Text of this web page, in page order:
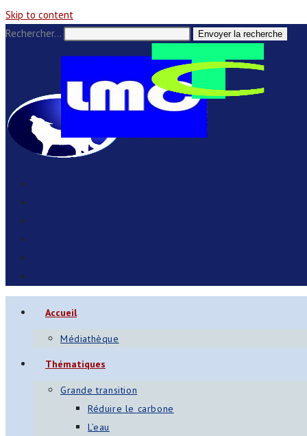
Skip to content
Rechercher…
Envoyer la recherche
Accueil
Médiathèque
Thématiques
Grande transition
Réduire le carbone
L’eau